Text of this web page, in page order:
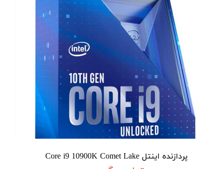
پردازنده اینتل Core i9 10900K Comet Lake